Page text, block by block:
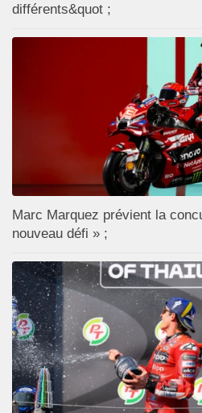
différents&quot ;
Marc Marquez prévient la
nouveau défi » ;